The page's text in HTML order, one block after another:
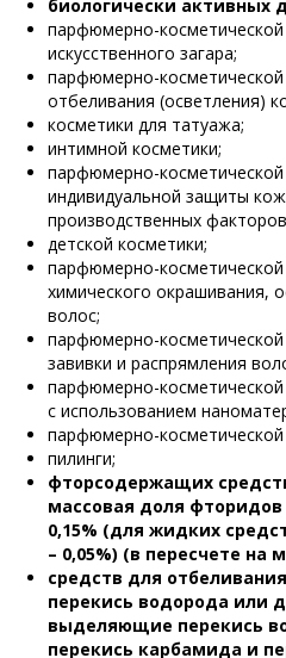
биологически активных
парфюмерно-косметической
искусственного загара;
парфюмерно-косметической
отбеливания (осветления)
косметики для татуажа;
интимной косметики;
парфюмерно-косметической
индивидуальной защиты
производственных
детской косметики;
парфюмерно-косметической
химического окрашивания,
волос;
парфюмерно-косметической
завивки и распрямления
парфюмерно-
с использованием
парфюмерно-косметической
пилинги;
фторсодержащих
массовая доля
0,15% (для жидких
– 0,05%) (в пересчете на
средств для
перекись водорода или
выделяющие перекись
перекись карбамида и